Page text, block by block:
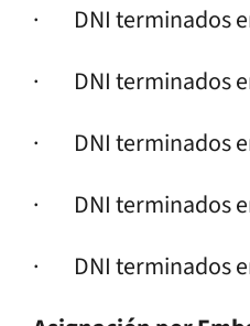
· DNI terminados
· DNI terminados
· DNI terminados
· DNI terminados
· DNI terminados